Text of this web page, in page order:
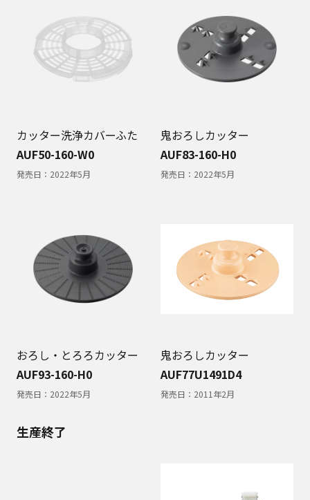
カッター洗浄カバーふた
AUF50-160-W0
発売日： 2022年5月
鬼おろしカッター
AUF83-160-H0
発売日： 2022年5月
おろし・とろろカッター
AUF93-160-H0
発売日： 2022年5月
鬼おろしカッター
AUF77U1491D4
発売日： 2011年2月
生産終了